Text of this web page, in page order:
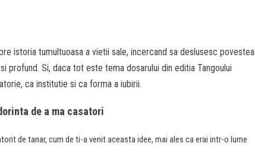
istoria tumultuoasa a vietii sale, incercand sa deslusesc povestea
profund. Si, daca tot este tema dosarului din editia Tangoului
ca institutie si ca forma a iubirii.
de a ma casatori
de tanar, cum de ti-a venit aceasta idee, mai ales ca erai intr-o lume